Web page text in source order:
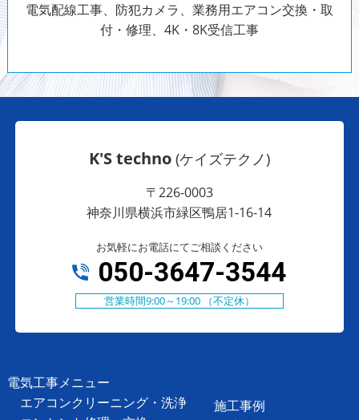
電気配線工事、防犯カメラ、 業務用エアコン交換・取
付・修理、4K・8K受信工事
K'S techno(ケイズテクノ)
〒226-0003
神奈川県横浜市緑区鴨居1-16-14
お気軽にお電話にてご相談ください
050-3647-3544
営業時間9:00～19:00 （不定休）
電気工事メニュー
エアコンクリーニング・洗浄
施工事例